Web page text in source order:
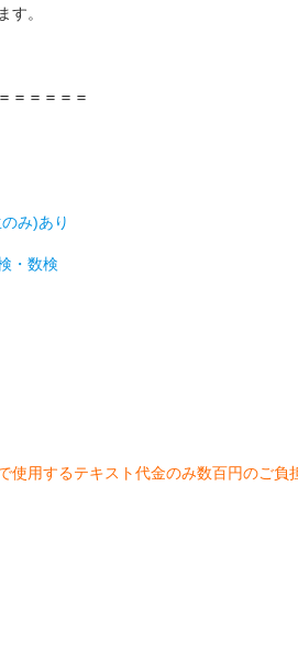
す。
＝＝＝＝＝
み)あり
・数検
用するテキスト代金のみ数百円のご負